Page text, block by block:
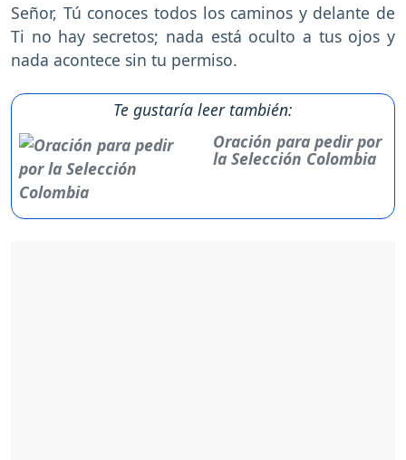
Señor, Tú conoces todos los caminos y delante de
Ti no hay secretos; nada está oculto a tus ojos y
nada acontece sin tu permiso.
Te gustaría leer también:
Oración para pedir por
la Selección Colombia